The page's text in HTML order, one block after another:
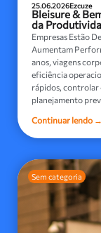
25.06.2026Ezcuze
Bleisure &
da
Empresas Estão
Aumentam
anos, viagens
eficiência
rápidos, controlar
planejamento
Continuar lendo →
Sem categoria